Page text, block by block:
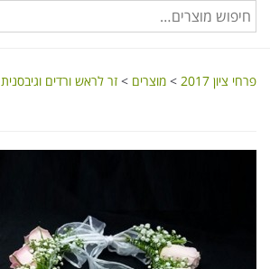
פרחי ציון 2017 > מוצרים > זר לראש ורדים וגיבסנית